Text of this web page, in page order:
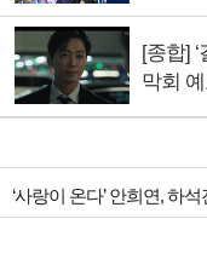
[종합]
막회
‘사랑이 온다’ 안희연, 하